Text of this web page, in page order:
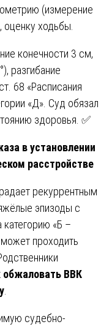
(измерение
оценку ходьбы.
конечности 3 см,
разгибание
68 «Расписания
«Д». Суд обязал
здоровья. ✅
в установлении
расстройстве
рекуррентным
эпизоды с
«Б –
проходить
обжаловать ВВК
судебно-